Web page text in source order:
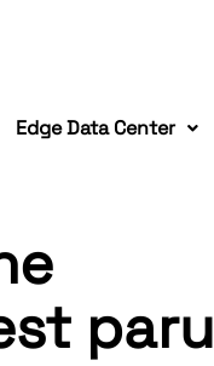
Edge Data Center
paru